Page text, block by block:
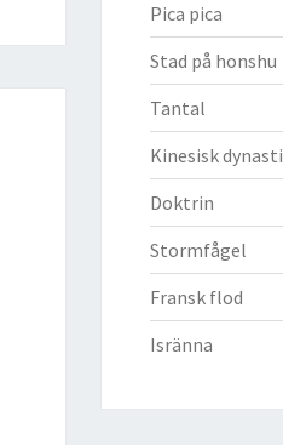
Pica pica
Stad på honshu
Tantal
Kinesisk dynasti
Doktrin
Stormfågel
Fransk flod
Isränna